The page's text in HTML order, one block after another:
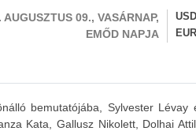
AUGUSZTUS 09., VASÁRNAP,
EMŐD NAPJA
USD
EUR
bemutatójába, Sylvester Lévay
Kata, Gallusz Nikolett, Dolhai